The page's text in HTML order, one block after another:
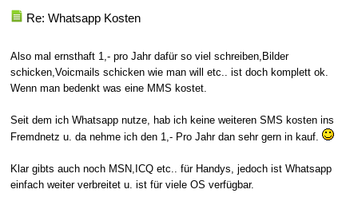
Re: Whatsapp Kosten
Also mal ernsthaft 1,- pro Jahr dafür so viel schreiben,Bilder
schicken,Voicmails schicken wie man will etc.. ist doch komplett ok.
Wenn man bedenkt was eine MMS kostet.
Seit dem ich Whatsapp nutze, hab ich keine weiteren SMS kosten ins
Fremdnetz u. da nehme ich den 1,- Pro Jahr dan sehr gern in kauf.
Klar gibts auch noch MSN,ICQ etc.. für Handys, jedoch ist Whatsapp
einfach weiter verbreitet u. ist für viele OS verfügbar.